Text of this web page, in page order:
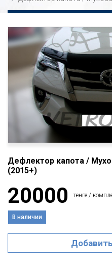
Дефлектор капота /
(2015+)
20000 тенге /
В наличии